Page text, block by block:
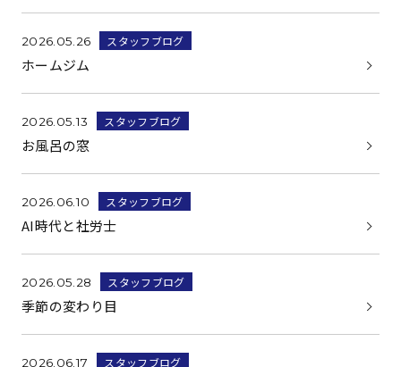
2026.05.26 スタッフブログ
ホームジム
2026.05.13 スタッフブログ
お風呂の窓
2026.06.10 スタッフブログ
AI時代と社労士
2026.05.28 スタッフブログ
季節の変わり目
2026.06.17 スタッフブログ